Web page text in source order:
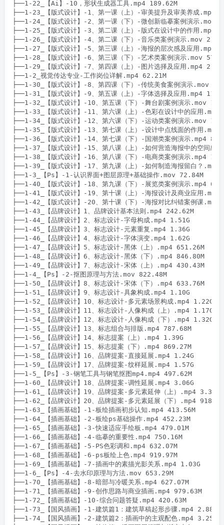
├──1-22_【Ai】-10，形状生成器工具.mp4 189.62M
├──1-23_【版式设计】-1、第一课（上）-审美提升及审美养成.mp4
├──1-24_【版式设计】-2、第一课（下）-微创新临摹案例演示.mov
├──1-25_【版式设计】-3、第二课（上）-版式在设计中的作用.mp4
├──1-26_【版式设计】-4、第二课（下）-音乐类案例演示.mov
├──1-27_【版式设计】-5、第三课（上）-海报的层次感及应用.mp4
├──1-28_【版式设计】-6、第三课（下）-艺术类案例演示.mov
├──1-29_【版式设计】-7、第四课（上）-图片选择及应用.mp4
├──1-2_视觉传达专业-工作岗位详解.mp4 62.21M
├──1-30_【版式设计】-8、第四课（下）-传统美食案例演示.mov
├──1-31_【版式设计】-9、第五课（上）-字体选择及应用.mp4
├──1-32_【版式设计】-10、第五课（下）-舞台剧案例演示.mov
├──1-33_【版式设计】-11、第六课（上）-色彩在设计中的应用
├──1-34_【版式设计】-12、第六课（下）-运动类案例演示.mov
├──1-35_【版式设计】-13、第七课（上）-设计中点线面的作用
├──1-36_【版式设计】-14、第七课（下）-国潮类案例演示.mp4
├──1-37_【版式设计】-15、第八课（上）-如何营造海报中的空间感
├──1-38_【版式设计】-16、第八课（下）-电商类案例演示.mp4
├──1-39_【版式设计】-17、第九课（上）-如何制造海报留白？
├──1-3_【Ps】-1-认识界面+图层原理+基础操作.mov 72.84M
├──1-40_【版式设计】-18、第九课（下）-展览类案例演示.mp4
├──1-41_【版式设计】-19、第十课（上）-海报设计及商业应用
├──1-42_【版式设计】-20、第十课（下）-海报对比纠错案例课
├──1-43_【品牌设计】1、品牌设计基本法则.mp4 242.62M
├──1-44_【品牌设计】2、标志设计-字母构成.mp4 1.51G
├──1-45_【品牌设计】3、标志设计-元素重复.mp4 1.36G
├──1-46_【品牌设计】4、标志设计-字体演变.mp4 1.62G
├──1-47_【品牌设计】5、标志设计-黑体（上）.mp4 651.26M
├──1-48_【品牌设计】6、标志设计-黑体（下）.mp4 846.80M
├──1-49_【品牌设计】7、标志设计-宋体（上）.mp4 430.43M
├──1-4_【Ps】-2-抠图原理与方法.mov 822.48M
├──1-50_【品牌设计】8、标志设计-宋体（下）.mp4 633.76M
├──1-51_【品牌设计】9、标志设计-具象构成.mp4 1.10G
├──1-52_【品牌设计】10、标志设计-多元素场景构成.mp4 1.22G
├──1-53_【品牌设计】11、标志设计-人像构成（上）.mp4 1.17G
├──1-54_【品牌设计】12、标志设计-人像构成（下）.mp4 1.32G
├──1-55_【品牌设计】13、标志组合与排版.mp4 787.68M
├──1-56_【品牌设计】14、标志提案（上）.mp4 1.39G
├──1-57_【品牌设计】15、标志提案（下）.mp4 869.27M
├──1-58_【品牌设计】16、品牌提案-直接延展.mp4 1.24G
├──1-59_【品牌设计】17、品牌提案-纹样延展.mp4 1.57G
├──1-5_【Ps】-3-钢笔工具与钢笔抠图mp4.mp4 497.62M
├──1-60_【品牌设计】18、品牌提案-调性延展.mp4 3.06G
├──1-61_【品牌设计】19、品牌提案-多元素延伸（上）.mp4 3.30G
├──1-62_【品牌设计】20、品牌提案-多元素延展（下）.mp4
├──1-63_【插画基础】-1-板绘插画初步认知.mp4 413.56M
├──1-64_【插画基础】-2-板绘ps基础操作.mp4 452.23M
├──1-65_【插画基础】-3-快速适应手绘板.mp4 479.01M
├──1-66_【插画基础】-4-临摹的重要性.mp4 750.16M
├──1-67_【插画基础】-5-PS色彩调和.mp4 632.07M
├──1-68_【插画基础】-6-ps板绘上色.mp4 919.97M
├──1-69_【插画基础】-7-插画中的素描光影关系.mp4 1.03G
├──1-6_【Ps】-4-去水印原理与方法.mov 653.29M
├──1-70_【插画基础】-8-暗部与冷暖关系.mp4 627.07M
├──1-71_【插画基础】-9-创作思路与商业插画.mp4 979.63M
├──1-72_【插画基础】-10-综合问题答疑.mp4 420.63M
├──1-73_【国风插画】-1-建筑篇1：建筑草稿起形步骤.mp4 2.88G
├──1-74_【国风插画】-2-建筑篇2：插画中的主观配色.mp4 3.25G